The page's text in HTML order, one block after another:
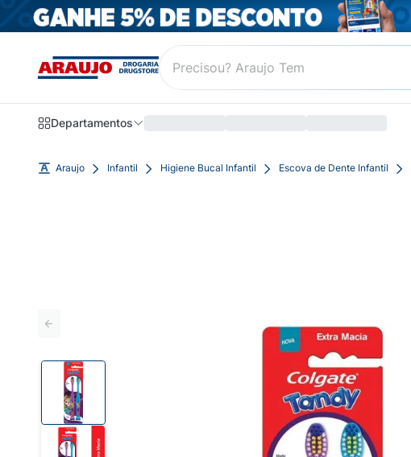
Departamentos
Araujo Infantil Higiene Bucal Infantil Escova de Dente Infantil